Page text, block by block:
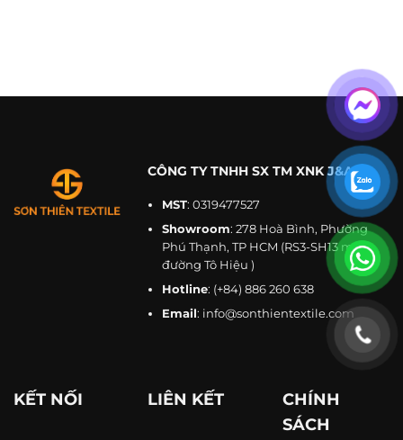
CÔNG TY TNHH SX TM XNK J&A
MST: 0319477527
Showroom: 278 Hoà Bình, Phường
Phú Thạnh, TP HCM (RS3-SH13 mặt
đường Tô Hiệu )
Hotline: (+84) 886 260 638
Email: info@sonthientextile.com
KẾT NỐI LIÊN KẾT
CHÍNH
SÁCH